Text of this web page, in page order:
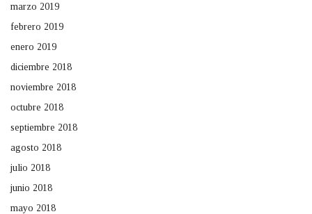
marzo 2019
febrero 2019
enero 2019
diciembre 2018
noviembre 2018
octubre 2018
septiembre 2018
agosto 2018
julio 2018
junio 2018
mayo 2018